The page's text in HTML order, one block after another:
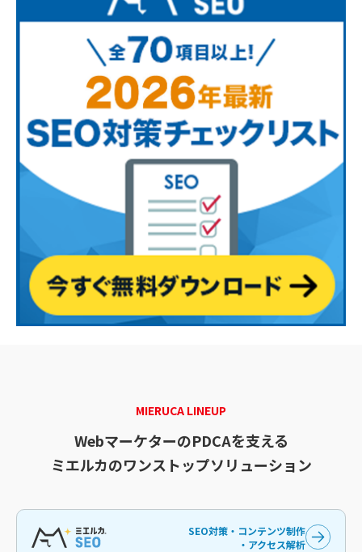
MIERUCA LINEUP
WebマーケターのPDCAを支える
ミエルカのワンストップソリューション
SEO対策・コンテンツ制作
・アクセス解析